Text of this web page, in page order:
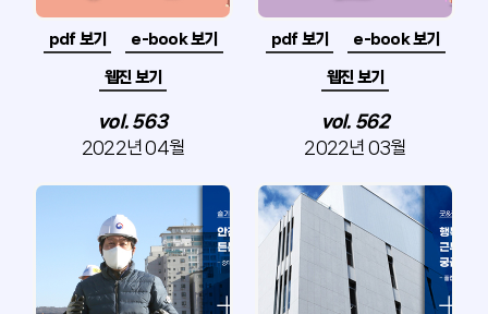
pdf 보기 e-book 보기
웹진 보기
vol. 563
2022년 04월
pdf 보기 e-book 보기
웹진 보기
vol. 562
2022년 03월